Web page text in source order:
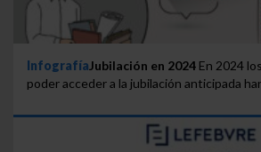
InfografíaJubilación en 2024 En 2024
poder acceder a la jubilación anticipada